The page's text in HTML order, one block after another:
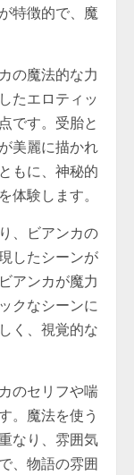
特徴的で、魔
の魔法的な力
たエロティッ
です。受胎と
美麗に描かれ
もに、神秘的
体験します。
、ビアンカの
したシーンが
アンカが魔力
クなシーンに
く、視覚的な
のセリフや喘
。魔法を使う
なり、雰囲気
、物語の雰囲